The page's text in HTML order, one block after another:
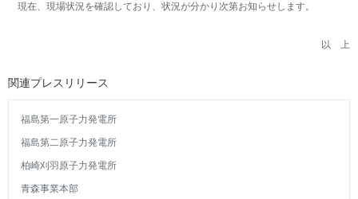
現在、現場状況を確認しており、状況が分かり次第お知らせします。
以 上
関連プレスリリース
福島第一原子力発電所
福島第二原子力発電所
柏崎刈羽原子力発電所
青森事業本部